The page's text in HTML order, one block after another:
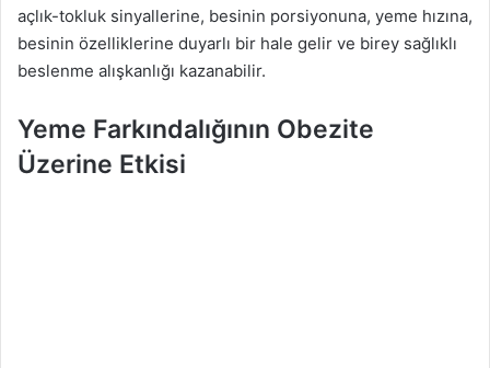
açlık-tokluk sinyallerine, besinin porsiyonuna, yeme hızına,
besinin özelliklerine duyarlı bir hale gelir ve birey sağlıklı
beslenme alışkanlığı kazanabilir.
Yeme Farkındalığının Obezite
Üzerine Etkisi